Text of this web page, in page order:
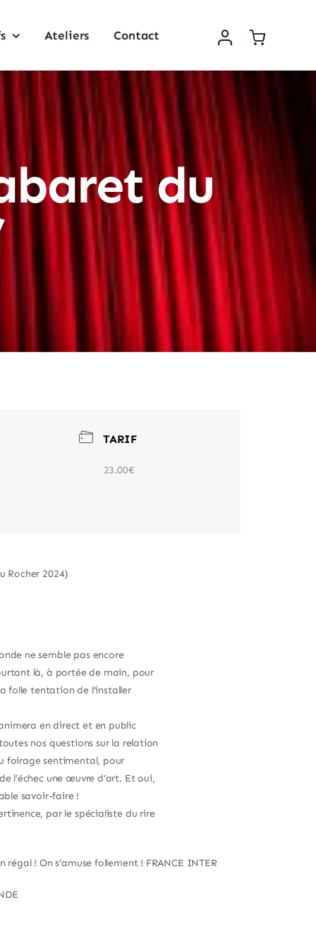
Ateliers Contact
du
TARIF
23.00€
Rocher 2024)
ne semble pas encore
là, à portée de main, pour
folle tentation de l’installer
en direct et en public
nos questions sur la relation
foirage sentimental, pour
l’échec une œuvre d’art. Et oui,
savoir-faire !
par le spécialiste du rire
régal ! On s’amuse follement ! FRANCE INTER